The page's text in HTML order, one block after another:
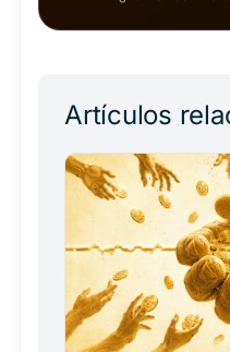
Artículos